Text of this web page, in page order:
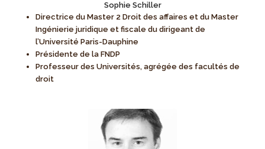
Sophie Schiller
Directrice du Master 2 Droit des affaires et du Master
Ingénierie juridique et fiscale du dirigeant de
l’Université Paris-Dauphine
Présidente de la FNDP
Professeur des Universités, agrégée des facultés de
droit